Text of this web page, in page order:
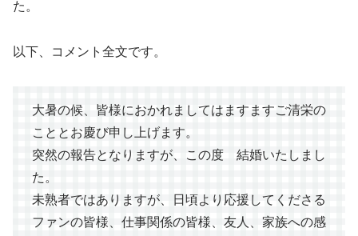
た。
以下、コメント全文です。
大暑の候、皆様におかれましてはますますご清栄の
こととお慶び申し上げます。
突然の報告となりますが、この度 結婚いたしまし
た。
未熟者ではありますが、日頃より応援してくださる
ファンの皆様、仕事関係の皆様、友人、家族への感